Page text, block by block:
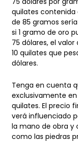
quilates contenida
de 85 gramos
si 1 gramo de oro
75 dólares, el
10 quilates que
dólares.
exclusivamente en
quilates. El precio
verá influenciado
la mano de obra y
como las piedras